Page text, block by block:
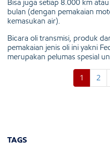
Bisa juga setiap 8.000 km
bulan (dengan pemakaian
kemasukan air).
Bicara oli transmisi, produk
pemakaian jenis oli ini yakni
merupakan pelumas spesial
1 2
TAGS